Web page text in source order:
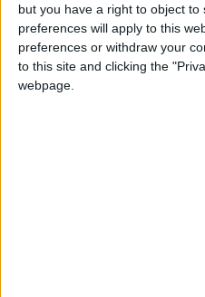
but you have a right to object to
preferences will apply to this
preferences or withdraw your
to this site and clicking the
webpage.